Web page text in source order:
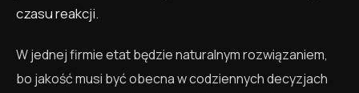
czasu reakcji.
W jednej firmie etat będzie naturalnym rozwiązaniem,
bo jakość musi być obecna w codziennych decyzjach